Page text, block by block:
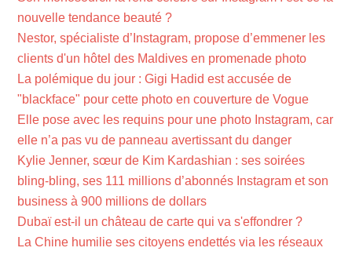
nouvelle tendance beauté ?
Nestor, spécialiste d’Instagram, propose d’emmener les
clients d'un hôtel des Maldives en promenade photo
La polémique du jour : Gigi Hadid est accusée de
"blackface" pour cette photo en couverture de Vogue
Elle pose avec les requins pour une photo Instagram, car
elle n’a pas vu de panneau avertissant du danger
Kylie Jenner, sœur de Kim Kardashian : ses soirées
bling-bling, ses 111 millions d’abonnés Instagram et son
business à 900 millions de dollars
Dubaï est-il un château de carte qui va s'effondrer ?
La Chine humilie ses citoyens endettés via les réseaux